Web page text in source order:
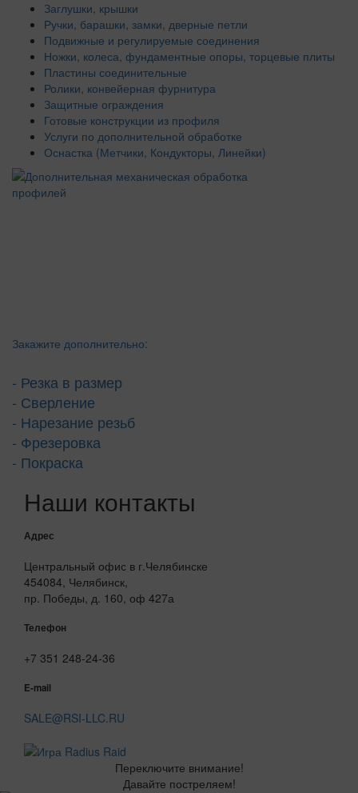
Заглушки, крышки
Ручки, барашки, замки, дверные петли
Подвижные и регулируемые соединения
Ножки, колеса, фундаментные опоры, торцевые плиты
Пластины соединительные
Ролики, конвейерная фурнитура
Защитные ограждения
Готовые конструкции из профиля
Услуги по дополнительной обработке
Оснастка (Метчики, Кондукторы, Линейки)
Закажите дополнительно:
- Резка в размер
- Сверление
- Нарезание резьб
- Фрезеровка
- Покраска
Наши контакты
Адрес
Центральный офис в г.Челябинске
454084, Челябинск,
пр. Победы, д. 160, оф 427а
Телефон
+7 351 248-24-36
E-mail
SALE@RSI-LLC.RU
Переключите внимание!
Давайте постреляем!